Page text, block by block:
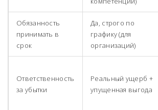
Обязанность
принимать в
срок
Да, строго по
графику (для
организаций)
Ответственность
за убытки
Реальный ущерб +
упущенная выгода